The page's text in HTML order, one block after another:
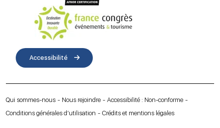
Accessibilité
Qui sommes-nous Nous rejoindre
Accessibilité : Non-conforme
Conditions générales d’utilisation
Crédits et mentions légales